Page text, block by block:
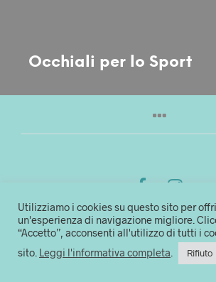
Occhiali per lo Sport
Ottica Stile di Vista di Lucalux
Utilizziamo i cookies su questo sito per
un'esperienza di navigazione migliore.
“Accetto”, acconsenti all'utilizzo di tutti i
sito. Leggi l'informativa completa Rifiuto